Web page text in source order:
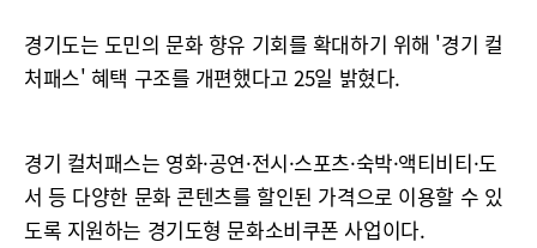
경기도는 도민의 문화 향유 기회를 확대하기 위해 '경기 컬
처패스' 혜택 구조를 개편했다고 25일 밝혔다.
경기 컬처패스는 영화·공연·전시·스포츠·숙박·액티비티·도
서 등 다양한 문화 콘텐츠를 할인된 가격으로 이용할 수 있
도록 지원하는 경기도형 문화소비쿠폰 사업이다.